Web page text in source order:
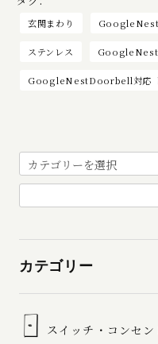
玄関まわり
ステンレス
GoogleNestDoorbell対応
カテゴリー
スイッチ・コンセン